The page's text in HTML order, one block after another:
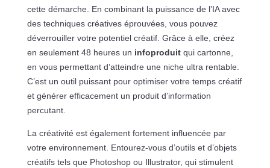
cette démarche. En combinant la puissance de l’IA avec
des techniques créatives éprouvées, vous pouvez
déverrouiller votre potentiel créatif. Grâce à elle, créez
en seulement 48 heures un infoproduitqui cartonne,
en vous permettant d’atteindre une niche ultra rentable.
C’est un outil puissant pour optimiser votre temps créatif
et générer efficacement un produit d’information
percutant.
La créativité est également fortement influencée par
votre environnement. Entourez-vous d’outils et d’objets
créatifs tels que Photoshop ou Illustrator, qui stimulent